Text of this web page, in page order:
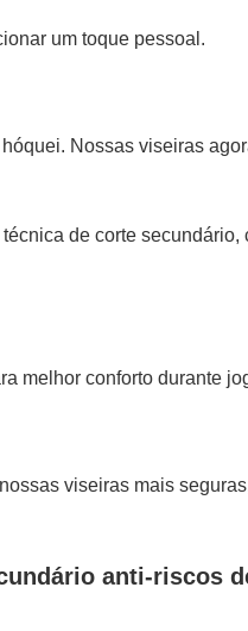
um toque pessoal.
Nossas viseiras
de corte
melhor conforto durante
viseiras mais
anti-riscos